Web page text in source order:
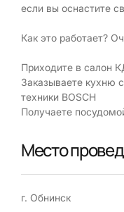
если вы оснастите
Как это работает?
Приходите в салон
Заказываете кухню
техники BOSCH
Получаете
Место
г. Обнинск